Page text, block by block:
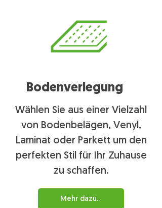
Bodenverlegung
Wählen Sie aus einer Vielzahl
von Bodenbelägen, Venyl,
Laminat oder Parkett um den
perfekten Stil für Ihr Zuhause
zu schaffen.
Mehr dazu..